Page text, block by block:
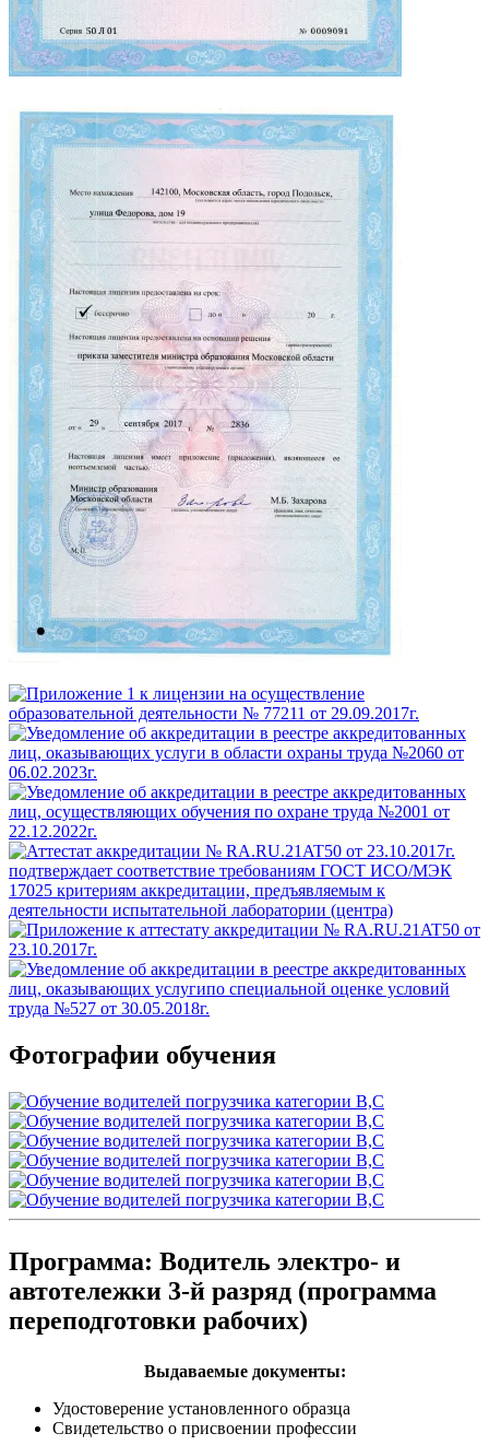
Фотографии обучения
Программа: Водитель электро- и
автотележки 3-й разряд (программа
переподготовки рабочих)
Выдаваемые документы:
Удостоверение установленного образца
Свидетельство о присвоении профессии